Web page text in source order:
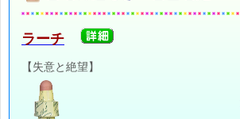
ラーチ
【失意と絶望】